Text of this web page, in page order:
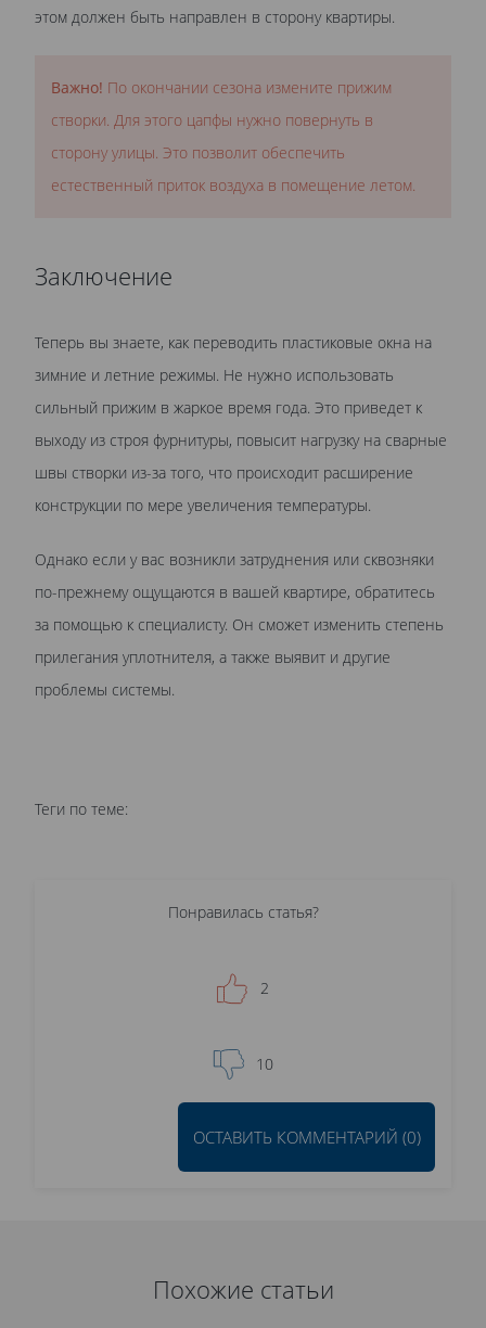
этом должен быть направлен в сторону квартиры.
Важно! По окончании сезона измените прижим
створки. Для этого цапфы нужно повернуть в
сторону улицы. Это позволит обеспечить
естественный приток воздуха в помещение летом.
Заключение
Теперь вы знаете, как переводить пластиковые окна на
зимние и летние режимы. Не нужно использовать
сильный прижим в жаркое время года. Это приведет к
выходу из строя фурнитуры, повысит нагрузку на сварные
швы створки из-за того, что происходит расширение
конструкции по мере увеличения температуры.
Однако если у вас возникли затруднения или сквозняки
по-прежнему ощущаются в вашей квартире, обратитесь
за помощью к специалисту. Он сможет изменить степень
прилегания уплотнителя, а также выявит и другие
проблемы системы.
Теги по теме:
Понравилась статья?
2
10
ОСТАВИТЬ КОММЕНТАРИЙ (0)
Похожие статьи